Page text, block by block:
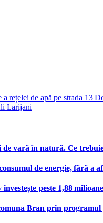
rețelei de apă pe strada 13
Larijani
vară în natură. Ce
de energie, fără a
peste 1,88
Bran prin programul